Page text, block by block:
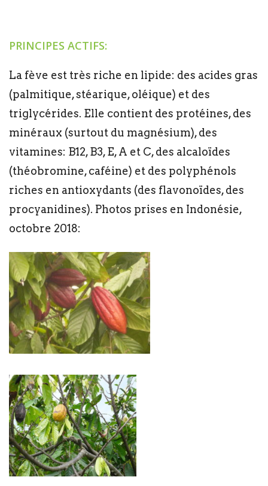
PRINCIPES ACTIFS:
La fève est très riche en lipide: des acides gras
(palmitique, stéarique, oléique) et des
triglycérides. Elle contient des protéines, des
minéraux (surtout du magnésium), des
vitamines: B12, B3, E, A et C, des alcaloïdes
(théobromine, caféine) et des polyphénols
riches en antioxydants (des flavonoïdes, des
procyanidines). Photos prises en Indonésie,
octobre 2018: